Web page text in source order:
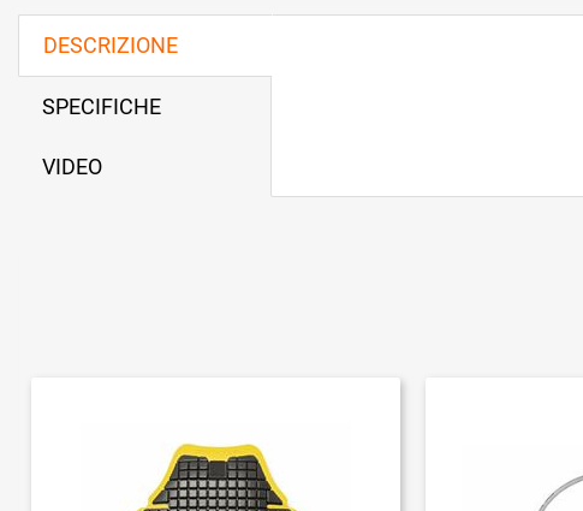
DESCRIZIONE
SPECIFICHE
VIDEO